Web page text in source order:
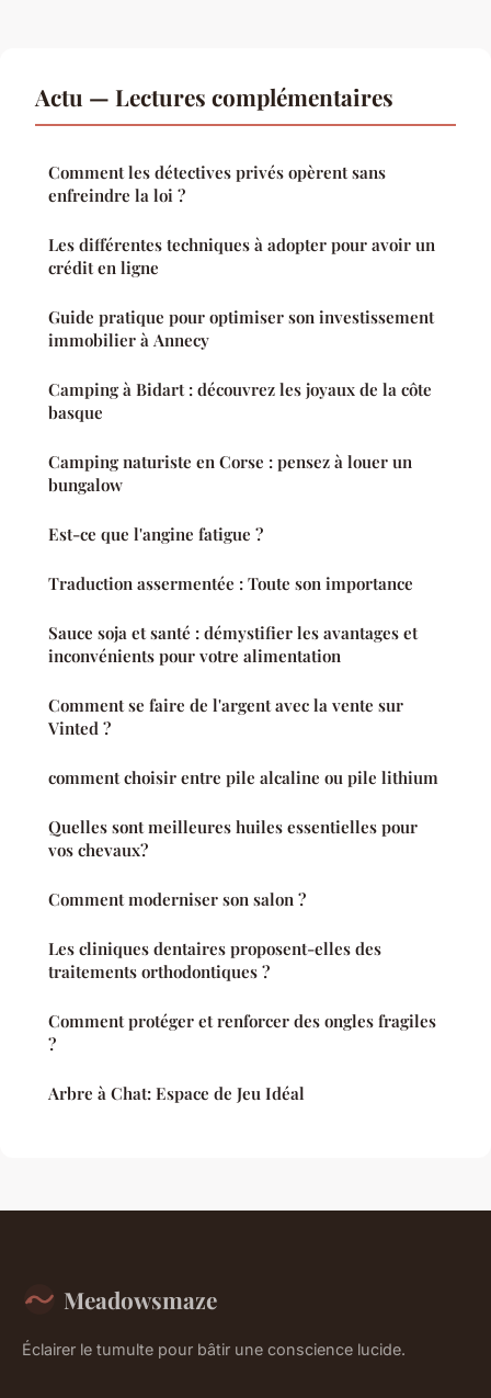
Actu — Lectures complémentaires
Comment les détectives privés opèrent sans
enfreindre la loi ?
Les différentes techniques à adopter pour avoir un
crédit en ligne
Guide pratique pour optimiser son investissement
immobilier à Annecy
Camping à Bidart : découvrez les joyaux de la côte
basque
Camping naturiste en Corse : pensez à louer un
bungalow
Est-ce que l'angine fatigue ?
Traduction assermentée : Toute son importance
Sauce soja et santé : démystifier les avantages et
inconvénients pour votre alimentation
Comment se faire de l'argent avec la vente sur
Vinted ?
comment choisir entre pile alcaline ou pile lithium
Quelles sont meilleures huiles essentielles pour
vos chevaux?
Comment moderniser son salon ?
Les cliniques dentaires proposent-elles des
traitements orthodontiques ?
Comment protéger et renforcer des ongles fragiles
?
Arbre à Chat: Espace de Jeu Idéal
Meadowsmaze
Éclairer le tumulte pour bâtir une conscience lucide.